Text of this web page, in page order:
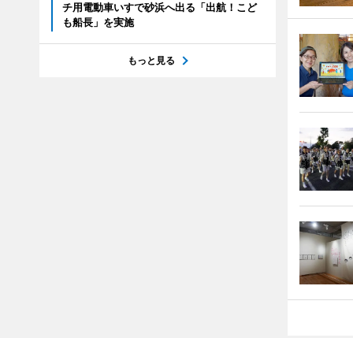
チ用電動車いすで砂浜へ出る「出航！こど
も船長」を実施
もっと見る